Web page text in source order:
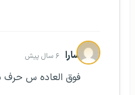
سارا ۶ سال پیش
فوق العاده س حرف